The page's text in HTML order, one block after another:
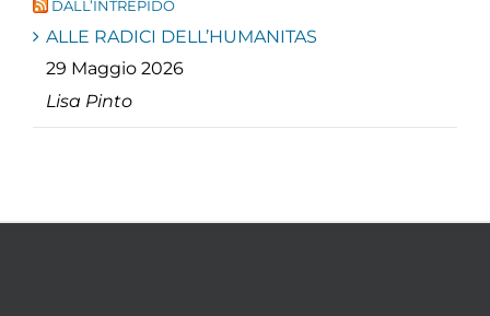
DALL’INTREPIDO
ALLE RADICI DELL’HUMANITAS
29 Maggio 2026
Lisa Pinto